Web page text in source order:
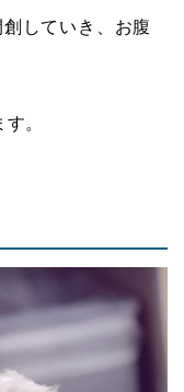
していき、お腹
。